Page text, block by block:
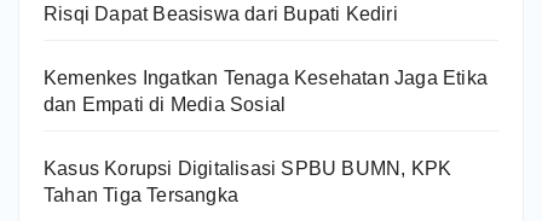
Risqi Dapat Beasiswa dari Bupati Kediri
Kemenkes Ingatkan Tenaga Kesehatan Jaga Etika
dan Empati di Media Sosial
Kasus Korupsi Digitalisasi SPBU BUMN, KPK
Tahan Tiga Tersangka